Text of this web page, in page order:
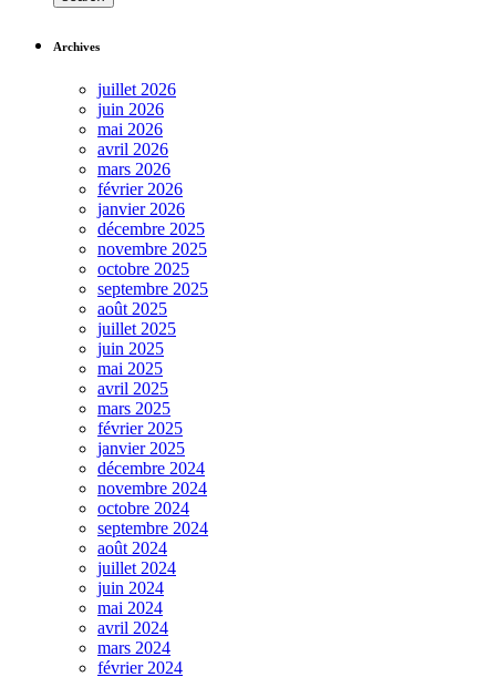
Archives
juillet 2026
juin 2026
mai 2026
avril 2026
mars 2026
février 2026
janvier 2026
décembre 2025
novembre 2025
octobre 2025
septembre 2025
août 2025
juillet 2025
juin 2025
mai 2025
avril 2025
mars 2025
février 2025
janvier 2025
décembre 2024
novembre 2024
octobre 2024
septembre 2024
août 2024
juillet 2024
juin 2024
mai 2024
avril 2024
mars 2024
février 2024